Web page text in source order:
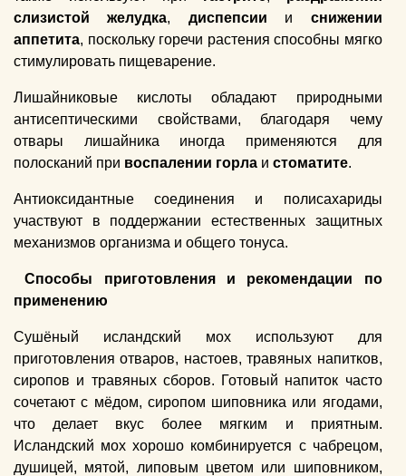
слизистой желудка, диспепсии и снижении
аппетита, поскольку горечи растения способны мягко
стимулировать пищеварение.
Лишайниковые кислоты обладают природными
антисептическими свойствами, благодаря чему
отвары лишайника иногда применяются для
полосканий при воспалении горла и стоматите.
Антиоксидантные соединения и полисахариды
участвуют в поддержании естественных защитных
механизмов организма и общего тонуса.
Способы приготовления и рекомендации по
применению
Сушёный исландский мох используют для
приготовления отваров, настоев, травяных напитков,
сиропов и травяных сборов. Готовый напиток часто
сочетают с мёдом, сиропом шиповника или ягодами,
что делает вкус более мягким и приятным.
Исландский мох хорошо комбинируется с чабрецом,
душицей, мятой, липовым цветом или шиповником,